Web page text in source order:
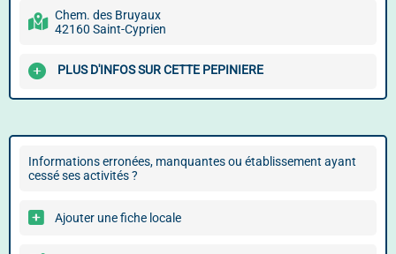
Chem. des Bruyaux
42160 Saint-Cyprien
PLUS D'INFOS SUR CETTE PEPINIERE
Informations erronées, manquantes ou établissement ayant
cessé ses activités ?
Ajouter une fiche locale